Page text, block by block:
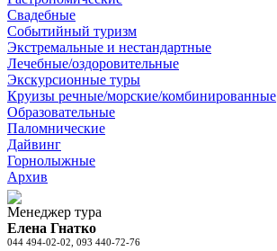
Свадебные
Событийный туризм
Экстремальные и нестандартные
Лечебные/оздоровительные
Экскурсионные туры
Круизы речные/морские/комбинированные
Образовательные
Паломнические
Дайвинг
Горнолыжные
Архив
Менеджер тура
Елена Гнатко
044 494-02-02, 093 440-72-76